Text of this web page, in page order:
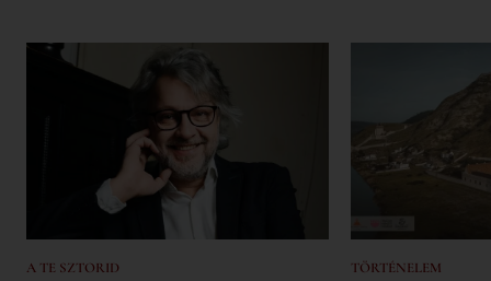
A TE SZTORID TÖRTÉNELEM